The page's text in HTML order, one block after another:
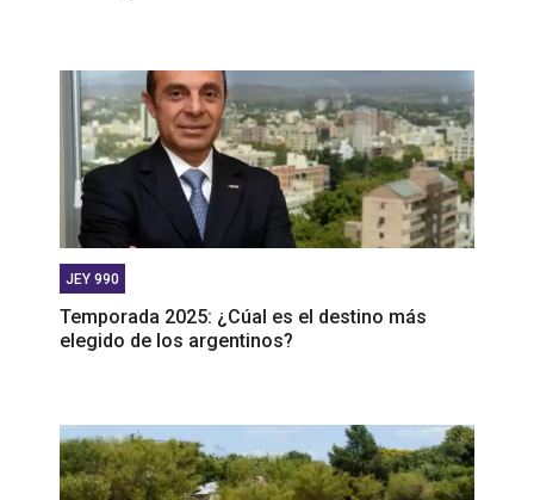
JEY 990
Temporada 2025: ¿Cúal es el destino más
elegido de los argentinos?